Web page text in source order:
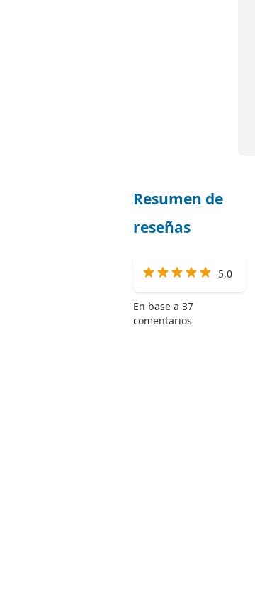
Resumen de
reseñas
5,0
En base a 37
comentarios